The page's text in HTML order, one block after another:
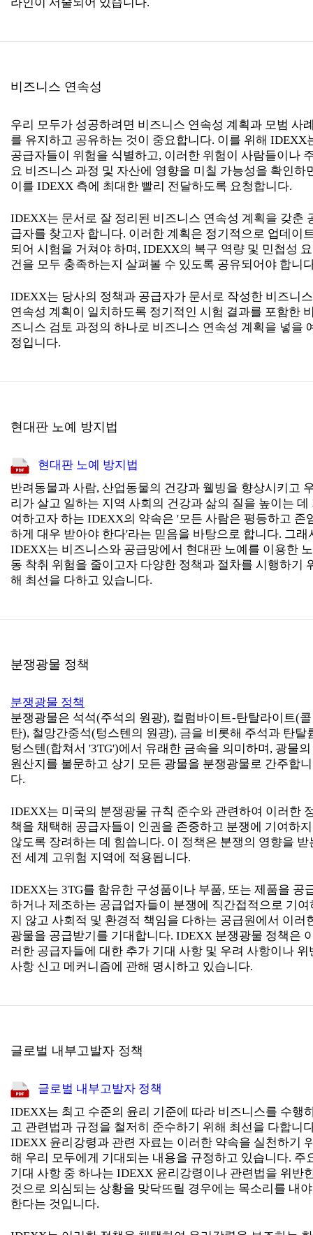
비즈니스 연속성
우리 모두가 성공하려면 비즈니스 연속성 계획과 모범 사
를 유지하고 공유하는 것이 중요합니다. 이를 위해 IDEXX
공급자들이 위험을 식별하고, 이러한 위험이 사람들이나
요 비즈니스 과정 및 자산에 영향을 미칠 가능성을 확인하
이를 IDEXX 측에 최대한 빨리 전달하도록 요청합니다.
IDEXX는 문서로 잘 정리된 비즈니스 연속성 계획을 갖춘
급자를 찾고자 합니다. 이러한 계획은 정기적으로 업데이
되어 시험을 거쳐야 하며, IDEXX의 복구 역량 및 민첩성 요
건을 모두 충족하는지 살펴볼 수 있도록 공유되어야 합니
IDEXX는 당사의 정책과 공급자가 문서로 작성한 비즈니스
연속성 계획이 일치하도록 정기적인 시험 결과를 포함한
즈니스 검토 과정의 하나로 비즈니스 연속성 계획을 넣을
정입니다.
현대판 노예 방지법
현대판 노예 방지법
반려동물과 사람, 산업동물의 건강과 웰빙을 향상시키고
리가 살고 일하는 지역 사회의 건강과 삶의 질을 높이는 데
여하고자 하는 IDEXX의 약속은 '모든 사람은 평등하고 존
하게 대우 받아야 한다'라는 믿음을 바탕으로 합니다. 그래
IDEXX는 비즈니스와 공급망에서 현대판 노예를 이용한 노
동 착취 위험을 줄이고자 다양한 정책과 절차를 시행하기
해 최선을 다하고 있습니다.
분쟁광물 정책
분쟁광물 정책
분쟁광물은 석석(주석의 원광), 컬럼바이트-탄탈라이트(콜
탄), 철망간중석(텅스텐의 원광), 금을 비롯해 주석과 탄탈
텅스텐(합쳐서 '3TG')에서 유래한 금속을 의미하며, 광물의
원산지를 불문하고 상기 모든 광물을 분쟁광물로 간주합니
다.
IDEXX는 미국의 분쟁광물 규칙 준수와 관련하여 이러한
책을 채택해 공급자들이 인권을 존중하고 분쟁에 기여하지
않도록 장려하는 데 힘씁니다. 이 정책은 분쟁의 영향을 받
전 세계 고위험 지역에 적용됩니다.
IDEXX는 3TG를 함유한 구성품이나 부품, 또는 제품을 공
하거나 제조하는 공급업자들이 분쟁에 직간접적으로 기여
지 않고 사회적 및 환경적 책임을 다하는 공급원에서 이러
광물을 공급받기를 기대합니다. IDEXX 분쟁광물 정책은
러한 공급자들에 대한 추가 기대 사항 및 우려 사항이나 위
사항 신고 메커니즘에 관해 명시하고 있습니다.
글로벌 내부고발자 정책
글로벌 내부고발자 정책
IDEXX는 최고 수준의 윤리 기준에 따라 비즈니스를 수행
고 관련법과 규정을 철저히 준수하기 위해 최선을 다합니
IDEXX 윤리강령과 관련 자료는 이러한 약속을 실천하기
해 우리 모두에게 기대되는 내용을 규정하고 있습니다. 주
기대 사항 중 하나는 IDEXX 윤리강령이나 관련법을 위반
것으로 의심되는 상황을 맞닥뜨릴 경우에는 목소리를 내야
한다는 것입니다.